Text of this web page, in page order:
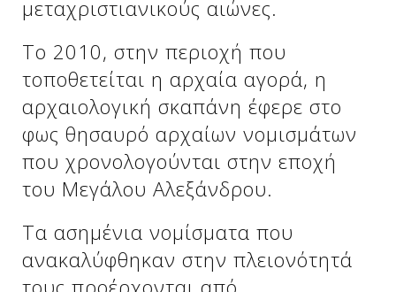
μεταχριστιανικούς αιώνες.
Το 2010, στην περιοχή που
τοποθετείται η αρχαία αγορά, η
αρχαιολογική σκαπάνη έφερε στο
φως θησαυρό αρχαίων νομισμάτων
που χρονολογούνται στην εποχή
του Μεγάλου Αλεξάνδρου.
Τα ασημένια νομίσματα που
ανακαλύφθηκαν στην πλειονότητά